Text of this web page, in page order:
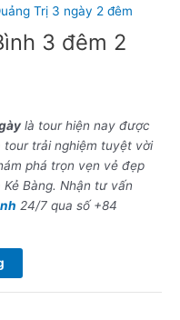
Trị 3 ngày 2 đêm
3 đêm 2
là tour hiện nay được
tour trải nghiệm tuyệt vời
phá trọn vẹn vẻ đẹp
Bàng. Nhận tư vấn
24/7 qua số +84